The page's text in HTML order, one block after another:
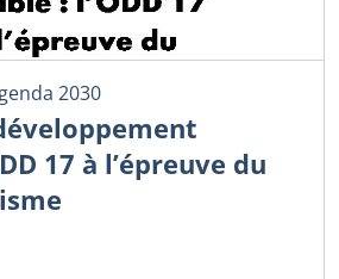
2030
17 à l’épreuve du